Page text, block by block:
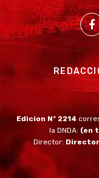
Edicion Nº 2214
la DNDA: (en
Director: Director